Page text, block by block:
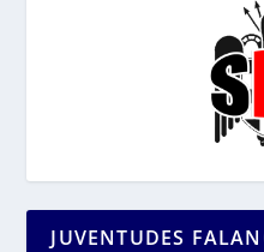
JUVENTUDES